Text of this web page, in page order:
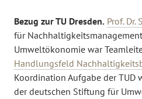
Bezug zur TU Dresden. Prof. Dr.
für
Umweltökonomie war
Handlungsfeld
Koordination Aufgabe der TUD
der deutschen Stiftung für